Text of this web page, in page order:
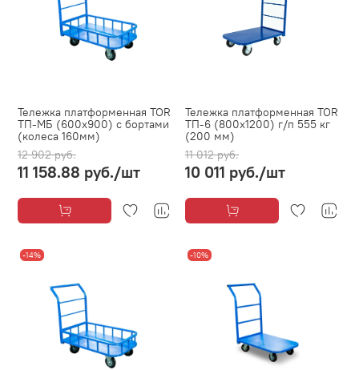
Тележка платформенная TOR
ТП-МБ (600х900) с бортами
(колеса 160мм)
12 902 руб.
11 158.88 руб./шт
Тележка платформенная TOR
ТП-6 (800х1200) г/п 555 кг
(200 мм)
11 012 руб.
10 011 руб./шт
-14% -10%